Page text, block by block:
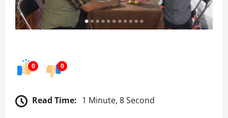
0 0
Read Time: 1 Minute, 8 Second